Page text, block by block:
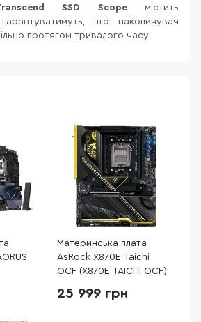
SSD Scopeмістить
що накопичувач
протягом тривалого часу
Материнська плата
AsRock X870E Taichi
OCF (X870E TAICHI OCF)
25 999 грн